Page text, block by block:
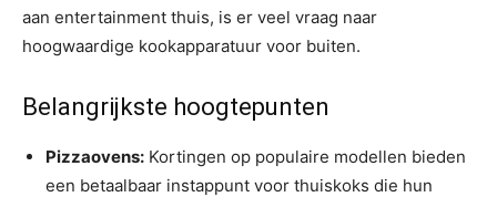
aan entertainment thuis, is er veel vraag naar
hoogwaardige kookapparatuur voor buiten.
Belangrijkste hoogtepunten
Pizzaovens: Kortingen op populaire modellen bieden
een betaalbaar instappunt voor thuiskoks die hun